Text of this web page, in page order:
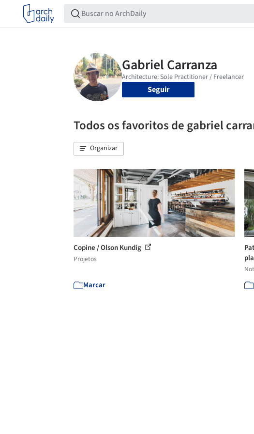
Seguir
Todos os favoritos de gabriel
Organizar
Copine / Olson Kundig
Projetos
Marcar